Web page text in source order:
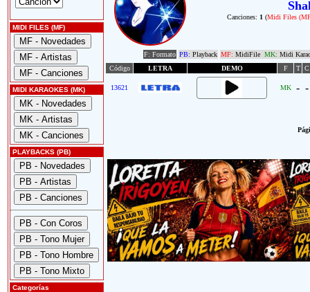
MIDI FILES (MF)
MIDI KARAOKES (MK)
PLAYBACKS (PB)
Categorías
Canciones: 1 (Midi Files
F: Formato PB: Playback MF: MidiFile MK: Midi
Código
LETRA DEMO F T C
13621 MK - -